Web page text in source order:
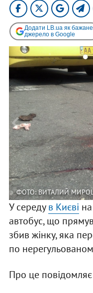
Додати LB.ua як бажане
джерело в Google
ФОТО: ВИТАЛИЙ
У середув Києві
автобус, що
збив жінку, яка
по
Про це